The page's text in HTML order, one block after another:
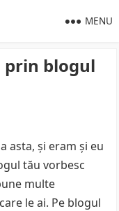
MENU
prin blogul
asta, şi eram şi eu
tău vorbesc
multe
le ai. Pe blogul